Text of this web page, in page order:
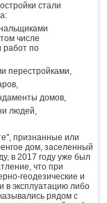
стали
числе
работ по
перестройками,
домов,
людей,
признанные или
дом, заселенный
в 2017 году уже был
что при
геодезические и
в эксплуатацию либо
рядом с